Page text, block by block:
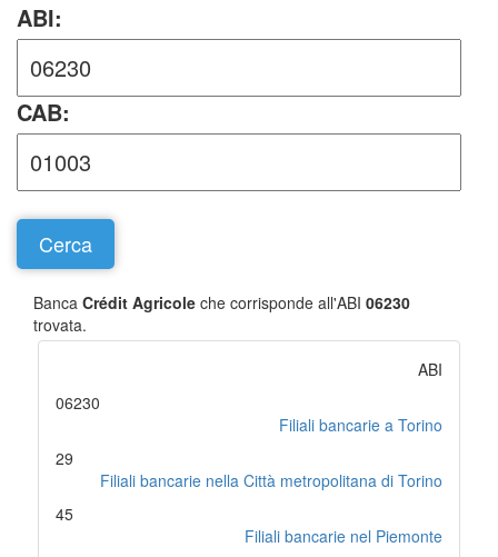
ABI:
CAB:
Banca Crédit Agricole che corrisponde all'ABI 06230
trovata.
ABI
06230
Filiali bancarie a Torino
29
Filiali bancarie nella Città metropolitana di Torino
45
Filiali bancarie nel Piemonte